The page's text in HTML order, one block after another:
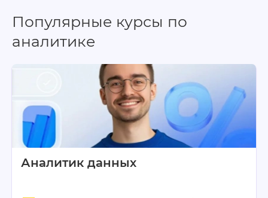
Популярные курсы по
аналитике
Аналитик данных